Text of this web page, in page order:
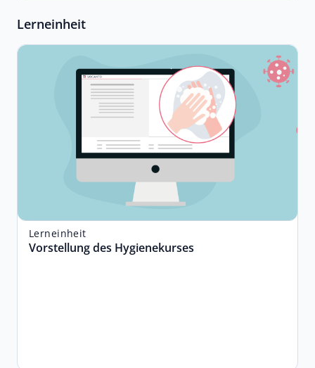
Lerneinheit
Lerneinheit
Vorstellung des Hygienekurses